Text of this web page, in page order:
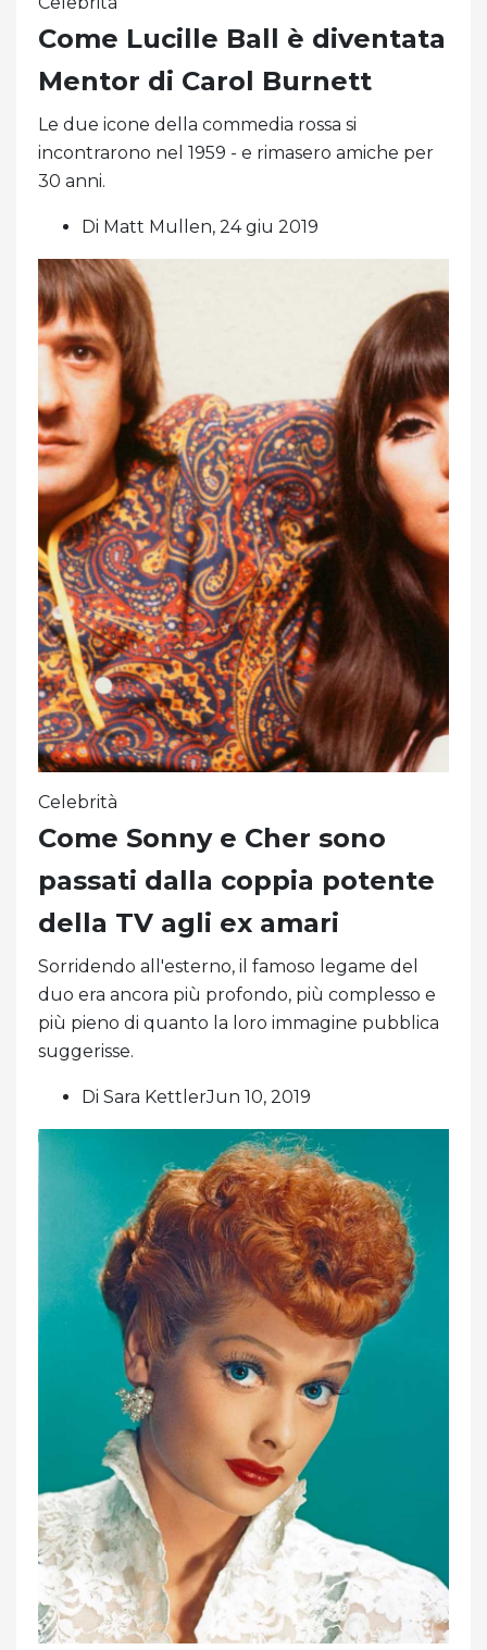
Come Lucille Ball è diventata
Mentor di Carol Burnett
Le due icone della commedia rossa si
incontrarono nel 1959 - e rimasero amiche per
30 anni.
Di Matt Mullen, 24 giu 2019
Celebrità
Come Sonny e Cher sono
passati dalla coppia potente
della TV agli ex amari
Sorridendo all'esterno, il famoso legame del
duo era ancora più profondo, più complesso e
più pieno di quanto la loro immagine pubblica
suggerisse.
Di Sara KettlerJun 10, 2019